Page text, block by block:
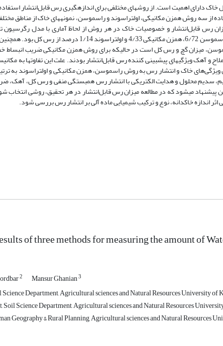
دارای اهمیت است. از روش­های مختلفی برای اندازه­گیری رس قابل‌انتشار
از سه روش همزن مکانیکی، اولتراسوند و راسموسن، نمونه­های خاک‌ از مناطق
قابل‌انتشار و خصوصیات خاک در هر روش از لحاظ آماری با مدل رگرسیون
مقایسه شد. نتایج نشان داد میانگین میزان رس قابل‌انتشار در روش راسموسن 6/72، همزن
میزان گچ و رس کل است در حالیکه برای روش همزن مکانیکی ضریب انبساط
و آهک ویژگی­های پیش­بینی کننده رس قابل‌انتشار بودند. علت این تفاوت­ها به
خاک و انتشار رس به روش راسموسن، همزن مکانیکی و اولتراسوند به
سدیم محلول و هدایت الکتریکی با انتشار رس همبستگی منفی و رس کل، آهک،
پیشنهاد می­شود که در مطالعه میزان رس قابل‌انتشار در هر تحقیق، روشی انتخاب
اندازه خاکدانه، نوع و ترکیب شیمیایی ماده آلی بر انتشار رس بررسی شود.
of three methods for measuring the amount of
2 Mansur Ghanian3
Department, Agricultural sciences and Natural Resources University of
Soil Science Department, Agricultural sciences and Natural Resources
Geography & Rural Planning, Agricultural sciences and Natural Resources